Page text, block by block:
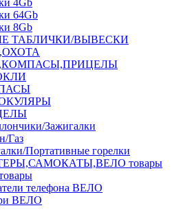
4Gb
64Gb
8Gb
ТАБЛИЧКИ/ВЫВЕСКИ
Зажигалки
Газ
Портативные горелки
товары
телефона ВЕЛО
ВЕЛО